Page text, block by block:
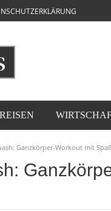
REISEN
Ganzkörper-Workout mit